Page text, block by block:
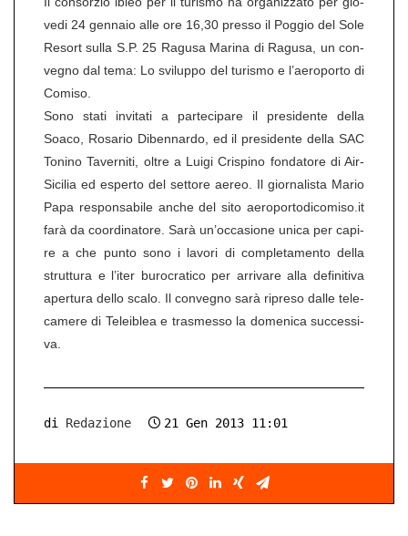
ve­di 24 gen­naio alle ore 16,30 pres­so il Poggio del Sole
Resort sulla S.P. 25 Ra­gu­sa Ma­ri­na di Ra­gu­sa, un con­
ve­g­no dal tema: Lo svi­lup­po del tu­ris­mo e l’ae­ro­por­to di
Co­mi­so.
Sono stati in­vi­ta­ti a par­te­ci­pa­re il pre­si­den­te della
Soaco, Ro­sa­rio Diben­nar­do, ed il pre­si­den­te della SAC
To­ni­no Ta­ver­ni­ti, oltre a Luigi Cris­pi­no fon­da­to­re di Air­
Si­ci­lia ed esper­to del set­to­re aereo. Il gior­na­lis­ta Mario
Papa re­spon­sa­bi­le anche del sito ae­ro­por­to­di­co­mi­so.it
farà da co­or­di­na­to­re. Sarà un’oc­ca­sio­ne unica per ca­pi­
re a che punto sono i la­vo­ri di com­ple­ta­men­to della
strut­tu­ra e l’iter bu­ro­cra­ti­co per ar­ri­va­re alla de­fi­ni­ti­va
aper­tu­ra dello scalo. Il con­ve­g­no sarà ri­preso dalle te­le­
ca­me­re di Te­leiblea e tras­m­es­so la do­me­ni­ca suc­ces­si­
va.
di Redazione 21 Gen 2013 11:01